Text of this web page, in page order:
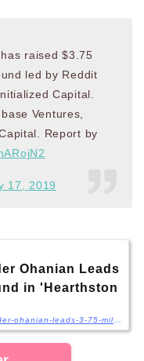
has raised $3.75
led by Reddit
Capital.
Ventures,
Report by
17, 2019
Ohanian Leads
in 'Hearthston